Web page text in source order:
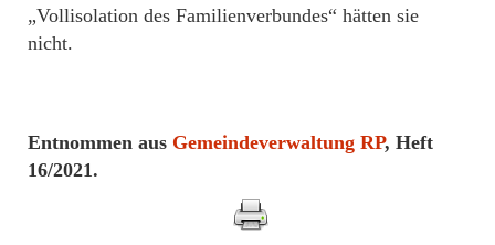
„Vollisolation des Familienverbundes“ hätten sie
nicht.
Entnommen aus Gemeindeverwaltung RP, Heft
16/2021.